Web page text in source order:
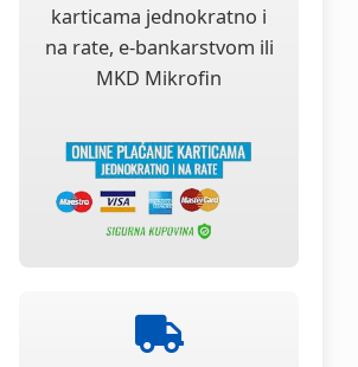
karticama jednokratno i
na rate, e-bankarstvom ili
MKD Mikrofin